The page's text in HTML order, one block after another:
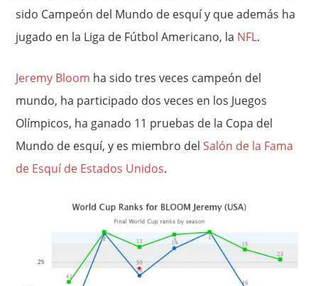
sido Campeón del Mundo de esquí y que además ha
jugado en la Liga de Fútbol Americano, la NFL.
Jeremy Bloom ha sido tres veces campeón del
mundo, ha participado dos veces en los Juegos
Olímpicos, ha ganado 11 pruebas de la Copa del
Mundo de esquí, y es miembro delSalón de la Fama
de Esquí de Estados Unidos.